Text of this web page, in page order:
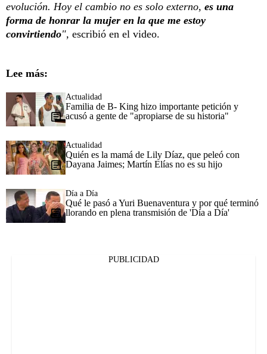
evolución. Hoy el cambio no es solo externo, es una
forma de honrar la mujer en la que me estoy
convirtiendo", escribió en el video.
Lee más:
Actualidad
Familia de B- King hizo importante petición y
acusó a gente de "apropiarse de su historia"
Actualidad
Quién es la mamá de Lily Díaz, que peleó con
Dayana Jaimes; Martín Elías no es su hijo
Día a Día
Qué le pasó a Yuri Buenaventura y por qué terminó
llorando en plena transmisión de 'Día a Día'
PUBLICIDAD